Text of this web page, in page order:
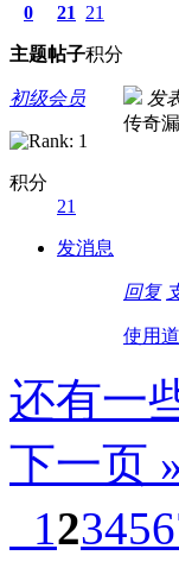
0
主题
21
帖子
21
积分
初级会员
积分
21
发消息
发
传奇
回复
使用
还有一
下一页
123456